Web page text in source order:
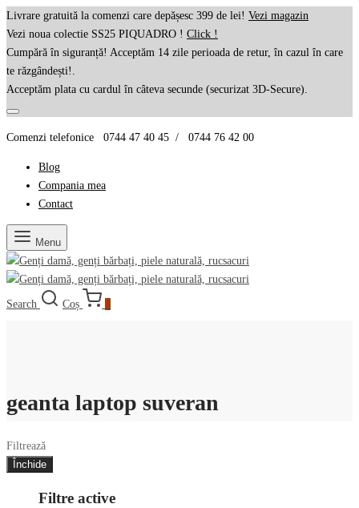
Livrare gratuită la comenzi care depășesc 399 de lei! Vezi magazin
Vezi noua colectie SS25 PIQUADRO ! Click !
Cumpără în siguranță! Acceptăm 14 zile perioada de retur, în cazul în care
te răzgândești!.
Acceptăm plata cu cardul în câteva secunde (securizat 3D-Secure).
Comenzi telefonice 0744 47 40 45 / 0744 76 42 00
Blog
Compania mea
Contact
Menu
Search Coș
geanta laptop suveran
Filtrează
Închide
Filtre active